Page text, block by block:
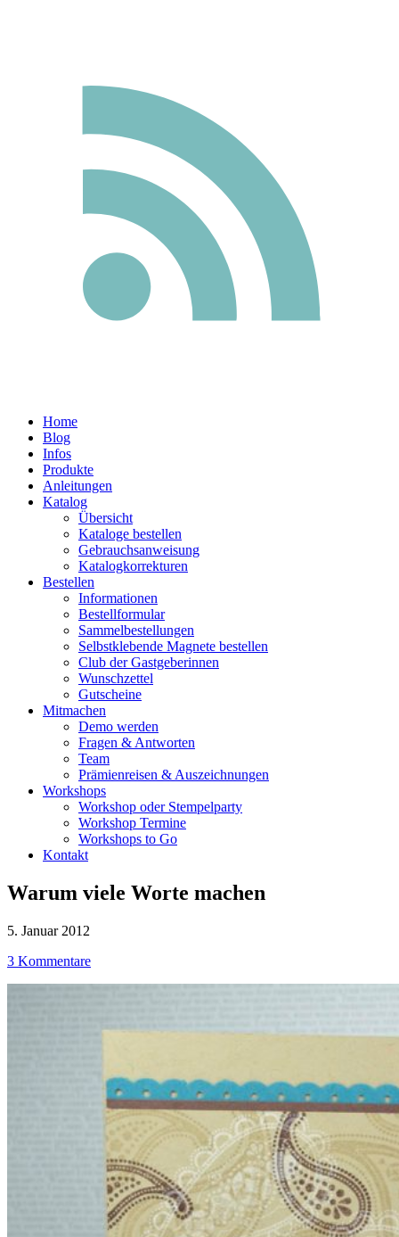
Home
Blog
Infos
Produkte
Anleitungen
Katalog
Übersicht
Kataloge bestellen
Gebrauchsanweisung
Katalogkorrekturen
Bestellen
Informationen
Bestellformular
Sammelbestellungen
Selbstklebende Magnete bestellen
Club der Gastgeberinnen
Wunschzettel
Gutscheine
Mitmachen
Demo werden
Fragen & Antworten
Team
Prämienreisen & Auszeichnungen
Workshops
Workshop oder Stempelparty
Workshop Termine
Workshops to Go
Kontakt
Warum viele Worte machen
5. Januar 2012
3 Kommentare